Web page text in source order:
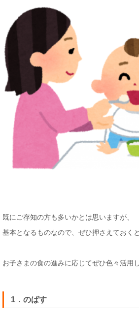
既にご存知の方も多いかとは思いますが、
基本となるものなので、ぜひ押さえておく
お子さまの食の進みに応じてぜひ色々活用
1．のばす